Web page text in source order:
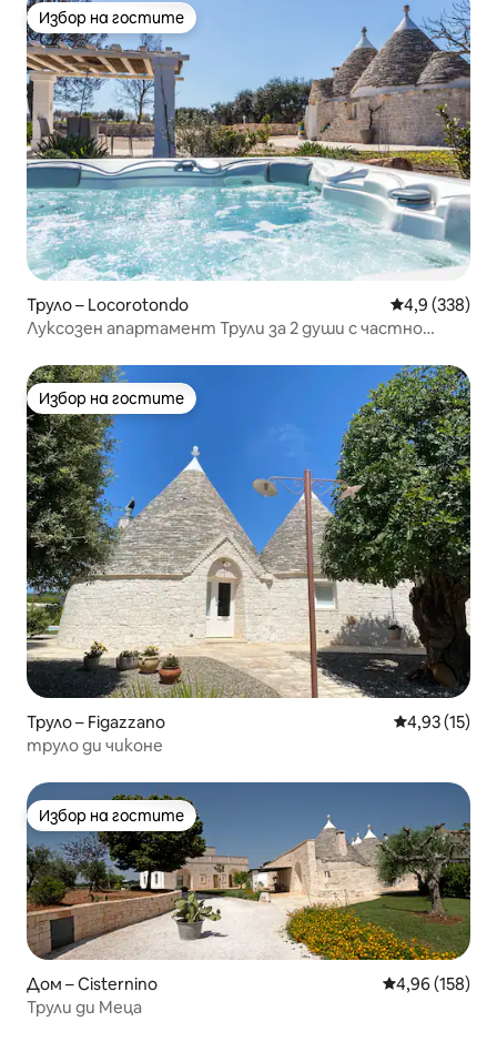
Избор на гостите
Избор на гостите
Труло – Locorotondo Средна
4,9 (338)
Луксозен апартамент Трули за 2 души с частно
Избор на гостите
Избор на гостите
Труло – Figazzano Средна
4,93 (15)
труло ди чиконе
Избор на гостите
Избор на гостите
Дом – Cisternino Средна
4,96 (158)
Трули ди Меца